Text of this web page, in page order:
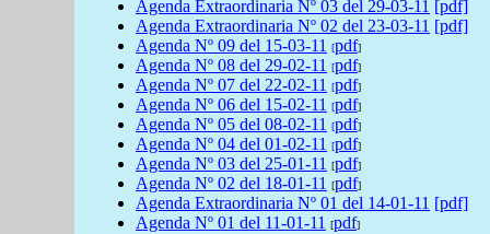
Agenda Extraordinaria Nº 03 del 29-03-11 [pdf]
Agenda Extraordinaria Nº 02 del 23-03-11 [pdf]
Agenda Nº 09 del 15-03-11 [pdf]
Agenda Nº 08 del 29-02-11 [pdf]
Agenda Nº 07 del 22-02-11 [pdf]
Agenda Nº 06 del 15-02-11 [pdf]
Agenda Nº 05 del 08-02-11 [pdf]
Agenda Nº 04 del 01-02-11 [pdf]
Agenda Nº 03 del 25-01-11 [pdf]
Agenda Nº 02 del 18-01-11 [pdf]
Agenda Extraordinaria Nº 01 del 14-01-11 [pdf]
Agenda Nº 01 del 11-01-11 [pdf]